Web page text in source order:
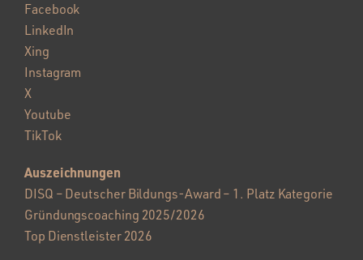
Facebook
LinkedIn
Xing
Instagram
X
Youtube
TikTok
Auszeichnungen
DISQ – Deutscher Bildungs-Award – 1. Platz Kategorie
Gründungscoaching 2025/2026
Top Dienstleister 2026